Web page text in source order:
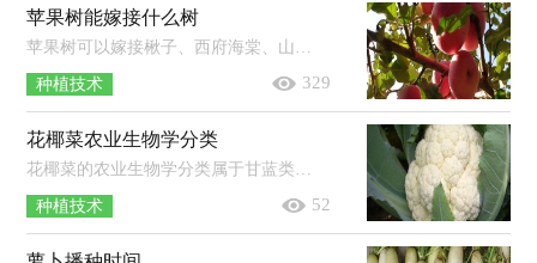
苹果树能嫁接什么树
种植技术 329
花椰菜农业生物学分类
种植技术 52